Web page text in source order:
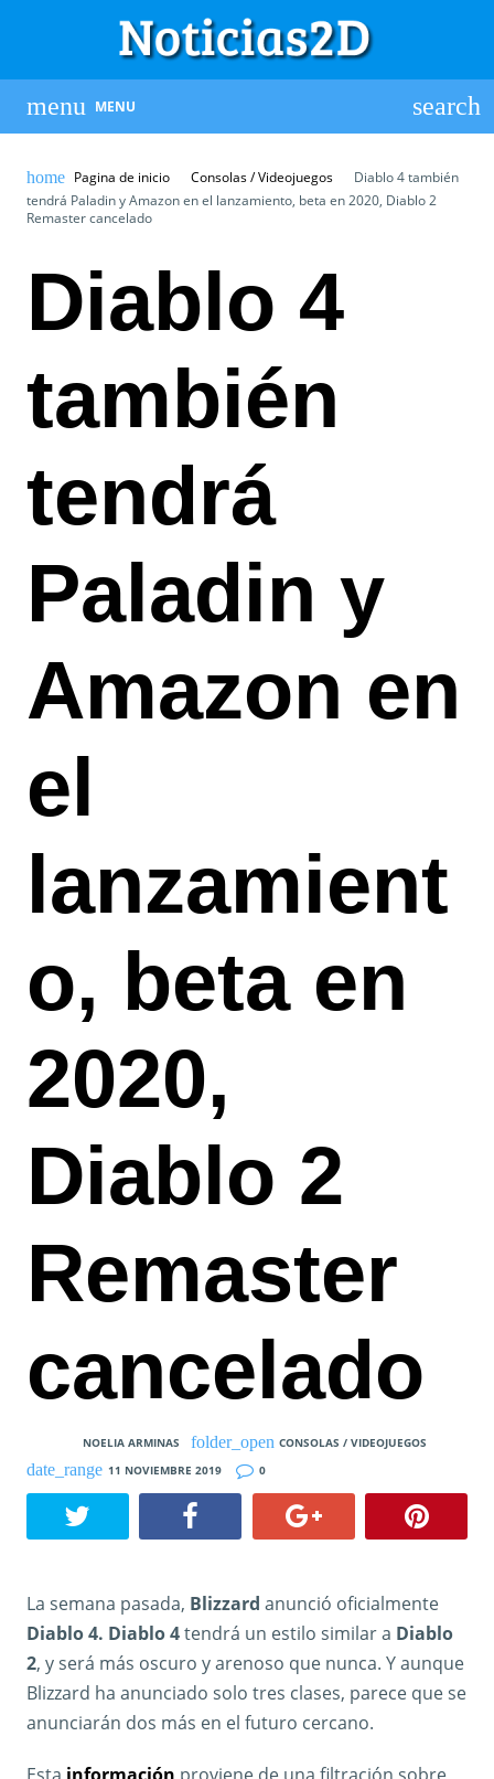
MENU
Pagina de inicio Consolas / Videojuegos
Diablo 4 también
tendrá Paladin y Amazon en el lanzamiento, beta en 2020, Diablo 2
Remaster cancelado
Diablo 4
también
tendrá
Paladin y
Amazon en
el
lanzamient
o, beta en
2020,
Diablo 2
Remaster
cancelado
NOELIA ARMINAS
CONSOLAS / VIDEOJUEGOS
11 NOVIEMBRE 2019
0
La semana pasada, Blizzard anunció oficialmente
Diablo 4. Diablo 4tendrá un estilo similar a Diablo
2, y será más oscuro y arenoso que nunca. Y aunque
Blizzard ha anunciado solo tres clases, parece que se
anunciarán dos más en el futuro cercano.